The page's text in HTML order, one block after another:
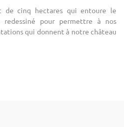
de cinq hectares qui entoure le
pour permettre à nos
qui donnent à notre château